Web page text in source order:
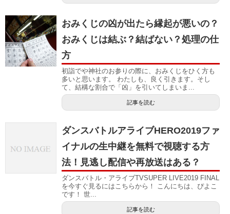
おみくじの凶が出たら縁起が悪いの？
おみくじは結ぶ？結ばない？処理の仕
方
初詣でや神社のお参りの際に、おみくじをひく方も
多いと思います。 わたしも、良く引きます。そし
て、結構な割合で「凶」を引いてしまいま...
記事を読む
ダンスバトルアライブHERO2019ファ
イナルの生中継を無料で視聴する方
法！見逃し配信や再放送はある？
ダンスバトル・アライブTVSUPER LIVE2019 FINAL
を今すぐ見るにはこちらから！ こんにちは、ぴよこ
です！ 世...
記事を読む